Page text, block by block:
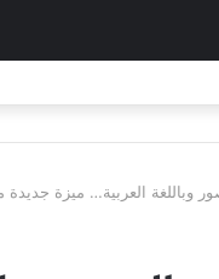
وباللغة العربية… ميزة